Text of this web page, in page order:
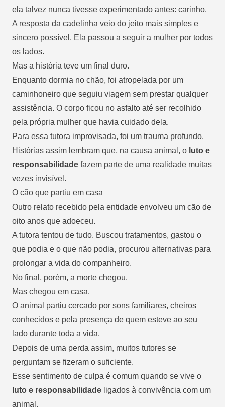
ela talvez nunca tivesse experimentado antes: carinho.
A resposta da cadelinha veio do jeito mais simples e
sincero possível. Ela passou a seguir a mulher por todos
os lados.
Mas a história teve um final duro.
Enquanto dormia no chão, foi atropelada por um
caminhoneiro que seguiu viagem sem prestar qualquer
assistência. O corpo ficou no asfalto até ser recolhido
pela própria mulher que havia cuidado dela.
Para essa tutora improvisada, foi um trauma profundo.
Histórias assim lembram que, na causa animal, o luto e
responsabilidade fazem parte de uma realidade muitas
vezes invisível.
O cão que partiu em casa
Outro relato recebido pela entidade envolveu um cão de
oito anos que adoeceu.
A tutora tentou de tudo. Buscou tratamentos, gastou o
que podia e o que não podia, procurou alternativas para
prolongar a vida do companheiro.
No final, porém, a morte chegou.
Mas chegou em casa.
O animal partiu cercado por sons familiares, cheiros
conhecidos e pela presença de quem esteve ao seu
lado durante toda a vida.
Depois de uma perda assim, muitos tutores se
perguntam se fizeram o suficiente.
Esse sentimento de culpa é comum quando se vive o
luto e responsabilidade ligados à convivência com um
animal.